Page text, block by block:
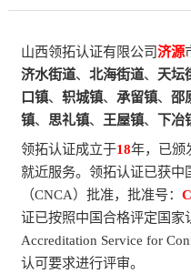
山西领拓认证有限公司济源
济水街道、 北海街道、 天坛
口镇、 轵城镇、 承留镇、 邵
镇、 思礼镇、 王屋镇、 下冶
领拓认证成立于18年，已颁
就近服务。领拓认证已获中
（CNCA）批准，批准号：
证已按照中国合格评定国家
Accreditation Service for
认可要求进行评审。